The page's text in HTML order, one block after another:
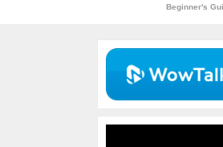
Beginner's